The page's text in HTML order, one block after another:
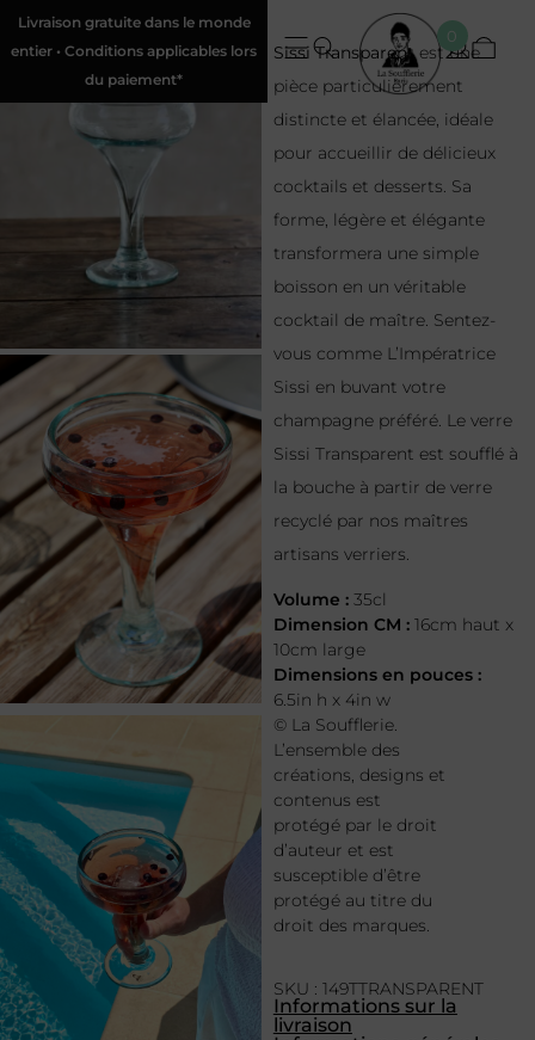
Livraison gratuite dans le monde
entier • Conditions applicables lors
du paiement*
0
Sissi Transparentest une
pièce particulièrement
distincte et élancée, idéale
pour accueillir de délicieux
cocktails et desserts. Sa
forme, légère et élégante
transformera une simple
boisson en un véritable
cocktail de maître. Sentez-
vous comme L’Impératrice
Sissi en buvant votre
champagne préféré. Le verre
Sissi Transparent est soufflé à
la bouche à partir de verre
recyclé par nos maîtres
artisans verriers.
Volume : 35cl
Dimension CM : 16cm haut x
10cm large
Dimensions en pouces :
6.5in h x 4in w
© La Soufflerie.
L’ensemble des
créations, designs et
contenus est
protégé par le droit
d’auteur et est
susceptible d’être
protégé au titre du
droit des marques.
SKU : 149TTRANSPARENT
Informations sur la
livraison